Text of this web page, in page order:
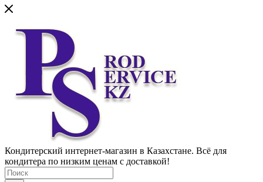
Кондитерский интернет-магазин в Казахстане. Всё для
кондитера по низким ценам с доставкой!